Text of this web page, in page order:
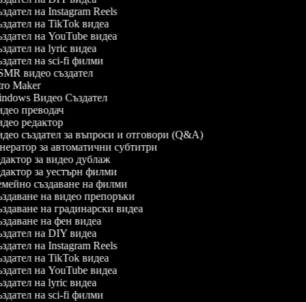
на Instagram Reels
на TikTok видеа
на YouTube видеа
на lyric видеа
на sci-fi филми
видео създател
Maker
Видео Създател
преводач
редактор
създател за въпроси и отговори (Q&A)
за автоматични субтитри
за видео дублаж
за уестърн филми
създаване на филми
на видео препоръки
на градинарски видеа
на фен видеа
на DIY видеа
на Instagram Reels
на TikTok видеа
на YouTube видеа
на lyric видеа
на sci-fi филми